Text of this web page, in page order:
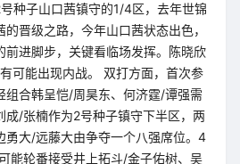
种子山口茜镇守的1/4区，去年世锦
晋级之路，今年山口茜状态出色，
前进脚步，关键看临场发挥。陈晓欣
可能出现内战。 双打方面，首次参
组合韩呈恺/周昊东、何济霆/谭强需
成/张楠作为2号种子镇守下半区，两
勇大/远藤大由争夺一个八强席位。4
能轮番接受井上拓斗/金子佑树、吴